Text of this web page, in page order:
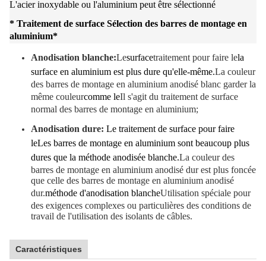
L'acier inoxydable ou l'aluminium peut être sélectionné
* Traitement de surface Sélection des barres de montage en
aluminium*
Anodisation blanche:Lesurfacetraitement pour faire lela
surface en aluminium est plus dure qu'elle-même.La couleur
des barres de montage en aluminium anodisé blanc garder la
même couleurcomme leIl s'agit du traitement de surface
normal des barres de montage en aluminium;
Anodisation dure: Le traitement de surface pour faire
leLes barres de montage en aluminium sont beaucoup plus
dures que la méthode anodisée blanche.La couleur des
barres de montage en aluminium anodisé dur est plus foncée
que celle des barres de montage en aluminium anodisé
dur.méthode d'anodisation blancheUtilisation spéciale pour
des exigences complexes ou particulières des conditions de
travail de l'utilisation des isolants de câbles.
Caractéristiques